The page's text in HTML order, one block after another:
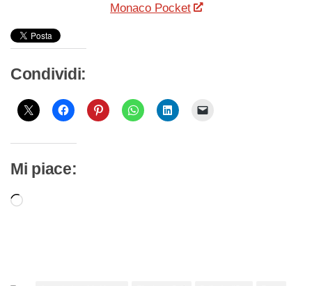
Monaco Pocket
Condividi:
Mi piace:
Caricamento